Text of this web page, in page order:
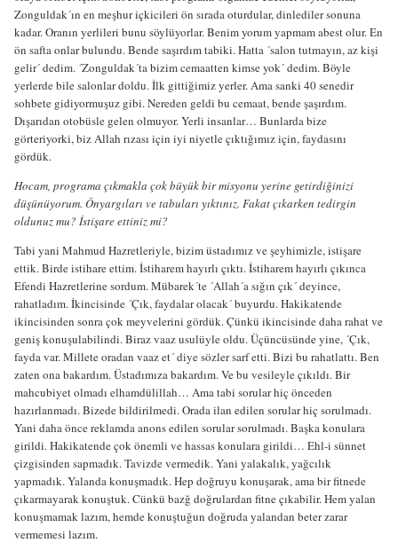
Zonguldak´ın en meşhur içkicileri ön sırada oturdular, dinlediler sonuna
kadar. Oranın yerlileri bunu söylüyorlar. Benim yorum yapmam abest olur. En
ön safta onlar bulundu. Bende saşırdım tabiki. Hatta ´salon tutmayın, az kişi
gelir´ dedim. ´Zonguldak´ta bizim cemaatten kimse yok´ dedim. Böyle
yerlerde bile salonlar doldu. İlk gittiğimiz yerler. Ama sanki 40 senedir
sohbete gidiyormuşuz gibi. Nereden geldi bu cemaat, bende şaşırdım.
Dışarıdan otobüsle gelen olmuyor. Yerli insanlar… Bunlarda bize
görteriyorki, biz Allah rızası için iyi niyetle çıktığımız için, faydasını
gördük.
Hocam, programa çıkmakla çok büyük bir misyonu yerine getirdiğinizi
düşünüyorum. Önyargıları ve tabuları yıktınız. Fakat çıkarken tedirgin
oldunuz mu? İstişare ettiniz mi?
Tabi yani Mahmud Hazretleriyle, bizim üstadımız ve şeyhimizle, istişare
ettik. Birde istihare ettim. İstiharem hayırlı çıktı. İstiharem hayırlı çıkınca
Efendi Hazretlerine sordum. Mübarek´te ´Allah´a sığın çık´ deyince,
rahatladım. İkincisinde ´Çık, faydalar olacak´ buyurdu. Hakikatende
ikincisinden sonra çok meyvelerini gördük. Çünkü ikincisinde daha rahat ve
geniş konuşulabilindi. Biraz vaaz usulüyle oldu. Üçüncüsünde yine, ´Çık,
fayda var. Millete oradan vaaz et´ diye sözler sarf etti. Bizi bu rahatlattı. Ben
zaten ona bakardım. Üstadımıza bakardım. Ve bu vesileyle çıkıldı. Bir
mahcubiyet olmadı elhamdülillah… Ama tabi sorular hiç önceden
hazırlanmadı. Bizede bildirilmedi. Orada ilan edilen sorular hiç sorulmadı.
Yani daha önce reklamda anons edilen sorular sorulmadı. Başka konulara
girildi. Hakikatende çok önemli ve hassas konulara girildi… Ehl-i sünnet
çizgisinden sapmadık. Tavizde vermedik. Yani yalakalık, yağcılık
yapmadık. Yalanda konuşmadık. Hep doğruyu konuşarak, ama bir fitnede
çıkarmayarak konuştuk. Cünkü bazğ doğrulardan fitne çıkabilir. Hem yalan
konuşmamak lazım, hemde konuştuğun doğruda yalandan beter zarar
vermemesi lazım.